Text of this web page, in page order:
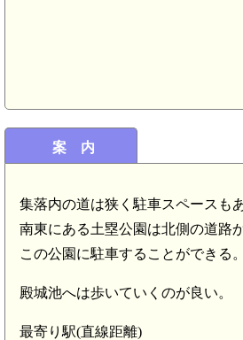
案 内
集落内の道は狭く駐車スペースも
南東にある土塁公園は北側の道路
この公園に駐車することができる。
殿城池へは歩いていくのが良い。
最寄り駅(直線距離)